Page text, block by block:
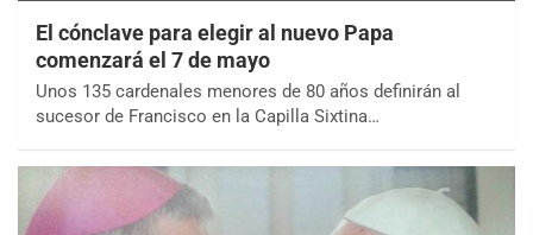
El cónclave para elegir al nuevo Papa
comenzará el 7 de mayo
Unos 135 cardenales menores de 80 años definirán al
sucesor de Francisco en la Capilla Sixtina…